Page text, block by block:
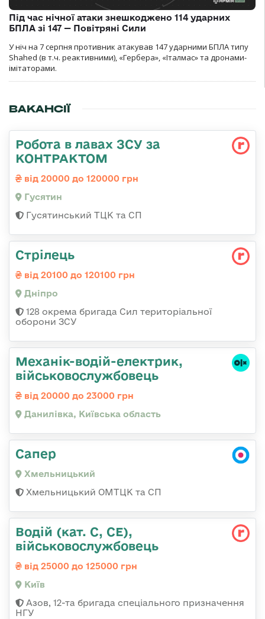
Під час нічної атаки знешкоджено 114 ударних
БПЛА зі 147 — Повітряні Сили
У ніч на 7 серпня противник атакував 147 ударними БПЛА типу
Shahed (в т.ч. реактивними), «Гербера», «Італмас» та дронами-
імітаторами.
ВАКАНСІЇ
Робота в лавах ЗСУ за
КОНТРАКТОМ
від 20000 до 120000 грн
Гусятин
Гусятинський ТЦК та СП
Стрілець
від 20100 до 120100 грн
Дніпро
128 окрема бригада Сил територіальної
оборони ЗСУ
Механік-водій-електрик,
військовослужбовець
від 20000 до 23000 грн
Данилівка, Київська область
Сапер
Хмельницький
Хмельницький ОМТЦК та СП
Водій (кат. С, СЕ),
військовослужбовець
від 25000 до 125000 грн
Київ
Азов, 12-та бригада спеціального призначення
НГУ